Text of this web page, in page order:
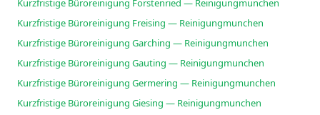
Kurzfristige Büroreinigung Forstenried — Reinigungmunchen
Kurzfristige Büroreinigung Freising — Reinigungmunchen
Kurzfristige Büroreinigung Garching — Reinigungmunchen
Kurzfristige Büroreinigung Gauting — Reinigungmunchen
Kurzfristige Büroreinigung Germering — Reinigungmunchen
Kurzfristige Büroreinigung Giesing — Reinigungmunchen